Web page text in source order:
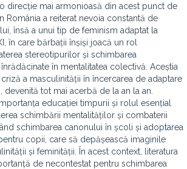
direcție mai armonioasă din acest punct de
România a reiterat nevoia constantă de
însă a unui tip de feminism adaptat la
în care bărbații înșiși joacă un rol
stereotipurilor și schimbarea
în mentalitatea colectivă. Aceștia
a masculinității în încercarea de adaptare
devenită tot mai acerbă de la an la an.
educației timpurii și rolul esențial
schimbării mentalităților și combaterii
schimbarea canonului în școli și adoptarea
copii, care să depășească imaginile
și feminității. În acest context, literatura
de necontestat pentru schimbarea